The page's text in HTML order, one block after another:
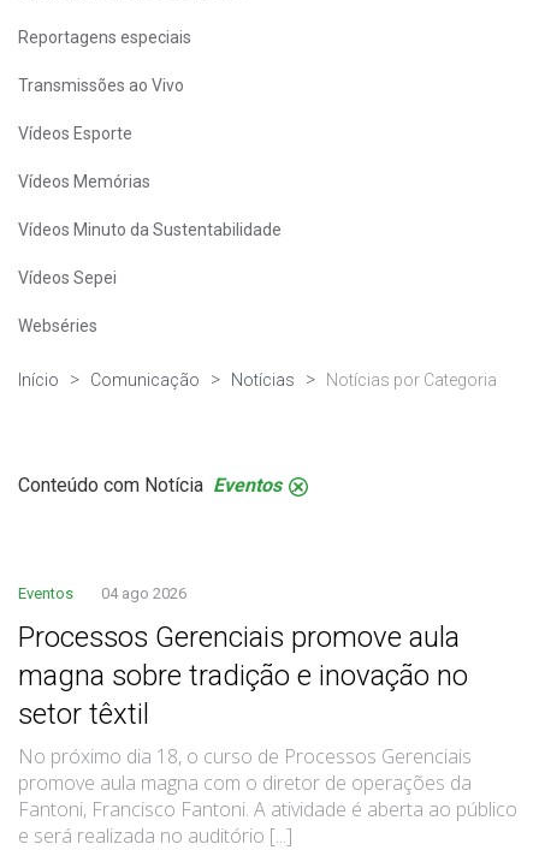
Reportagens especiais
Transmissões ao Vivo
Vídeos Esporte
Vídeos Memórias
Vídeos Minuto da Sustentabilidade
Vídeos Sepei
Webséries
Início Comunicação Notícias Notícias por Categoria
Conteúdo com Notícia Eventos .
Eventos 04 ago 2026
Processos Gerenciais promove aula
magna sobre tradição e inovação no
setor têxtil
No próximo dia 18, o curso de Processos Gerenciais
promove aula magna com o diretor de operações da
Fantoni, Francisco Fantoni. A atividade é aberta ao público
e será realizada no auditório [...]